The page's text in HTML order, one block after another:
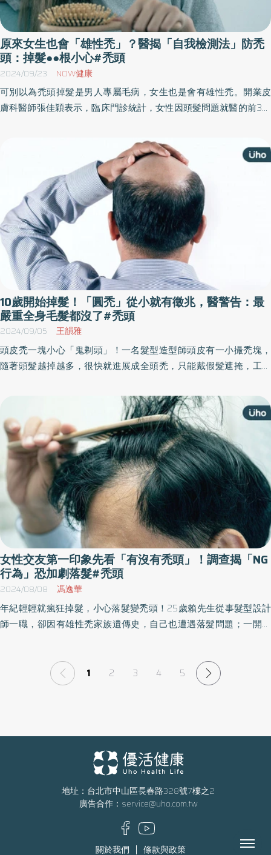
原來女生也會「雄性禿」？醫揭「自我檢測法」防禿
頭：掉髮●●根小心#禿頭
2024/09/23 NOW健康
可別以為禿頭掉髮是男人專屬毛病，女生也是會有雄性禿。開業皮
膚科醫師張佳穎表示，臨床門診統計，女性因頭髮問題就醫的前3名
變細、變空，看起來就是顯老。《優活健康網》特摘此篇分享女性
10歲開始掉髮！「圓禿」從小就有徵兆，醫警告：最
嚴重全身毛髮都沒了#禿頭
2024/09/05 王韻雅
頭皮禿一塊小心「鬼剃頭」！一名髮型造型師頭皮有一小撮禿塊，
隨著頭髮越掉越多，很快就進展成全頭禿，只能戴假髮遮掩，工作
路，這些年來病情反反覆覆，目前靠新型口服標靶藥物和施打脈衝
式療法來控制病情，掉髮症狀已趨於穩定。
女性交友第一印象先看「有沒有禿頭」！調查揭「NG
行為」恐加劇落髮#禿頭
2024/08/08 馮逸華
年紀輕輕就瘋狂掉髮，小心落髮變禿頭！25歲賴先生從事髮型設計
師一職，卻因有雄性禿家族遺傳史，自己也遭遇落髮問題；一開始
定至生髮診所求診，積極進行頭皮育髮療程，透過植髮及口服藥物
治療，終於重回茂密毛髮外觀。
1 2 3 4 5
地址：台北市中山區長春路328號7樓之2
廣告合作： service@uho.com.tw
關於我們 條款與政策 Menu